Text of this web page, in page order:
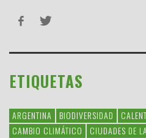
ETIQUETAS
ARGENTINA BIODIVERSIDAD
CAMBIO CLIMÁTICO
CIUDADES DE